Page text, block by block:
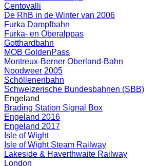
Centovalli
De RhB in de Winter van 2006
Furka Dampfbahn
Furka- en Oberalppas
Gotthardbahn
MOB GoldenPass
Montreux-Berner Oberland-Bahn
Noodweer 2005
Schöllenenbahn
Schweizerische Bundesbahnen (SBB)
Engeland
Brading Station Signal Box
Engeland 2016
Engeland 2017
Isle of Wight
Isle of Wight Steam Railway
Lakeside & Haverthwaite Railway
London